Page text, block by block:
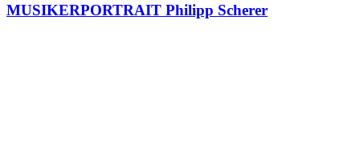
MUSIKERPORTRAIT Philipp Scherer